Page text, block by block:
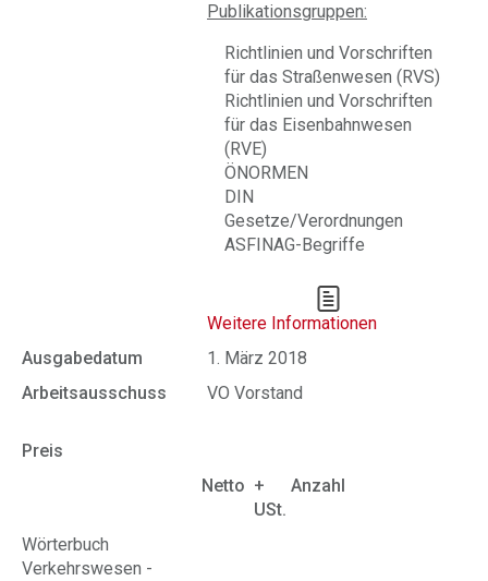
Publikationsgruppen:
Richtlinien und Vorschriften
für das Straßenwesen (RVS)
Richtlinien und Vorschriften
für das Eisenbahnwesen
(RVE)
ÖNORMEN
DIN
Gesetze/Verordnungen
ASFINAG-Begriffe
Weitere Informationen
Ausgabedatum
1. März 2018
Arbeitsausschuss
VO Vorstand
Preis
Netto +
USt.
Anzahl
Wörterbuch
Verkehrswesen -